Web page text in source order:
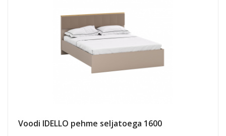
Voodi IDELLO pehme seljatoega 1600